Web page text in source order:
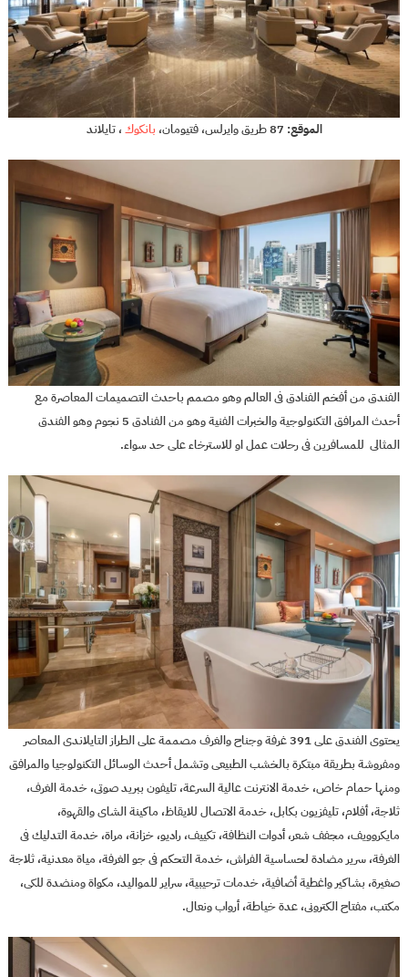
الموقع: بانكوك ، تايلاند
الفندق من أفخم الفنادق فى العالم وهو مصمم باحدث التصميمات المعاصرة مع
أحدث المرافق التكنولوجية والخبرات الفنية وهو من الفنادق 5 نجوم وهو الفندق
المثالى للمسافرين فى رحلات عمل او للاسترخاء على حد سواء.
يحتوى الفندق على 391 غرفة وجناح والغرف مصممة على الطراز التايلاندى المعاصر
ومفروشة بطريقة مبتكرة بالخشب الطبيعى وتشمل أحدث الوسائل التكنولوجيا والمرافق
ومنها حمام خاص، خدمة الانترنت عالية السرعة، تليفون ببريد صوتى، خدمة الغرف،
ثلاجة، أفلام، تليفزيون بكابل، خدمة الاتصال للايقاظ، ماكينة الشاى والقهوة،
مايكروويف، مجفف شعر، أدوات النظافة، تكييف، راديو، خزانة، مراة، خدمة التدليك فى
الغرفة، سرير مضادة لحساسية الفراش، خدمة التحكم فى جو الغرفة، مياة معدنية، ثلاجة
صغيرة، بشاكير واغطية أضافية، خدمات ترحيبية، سراير للمواليد، مكواة ومنضدة للكى،
مكتب، مفتاح الكترونى، عدة خياطة، أرواب ونعال.